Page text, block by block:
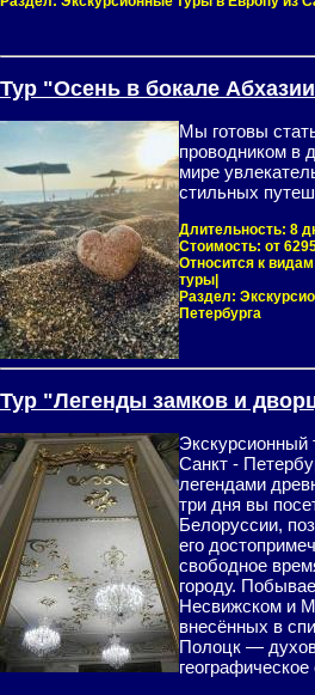
Тур "Осень в бокале
Мы готовы
проводником в
мире
стильных
Длительность: 8
Стоимость: от
Относится к
туры|
Раздел:
Петербурга
Тур "Легенды замков и
Экскурсионный
Санкт -
легендами
три дня вы
Белоруссии,
его
свободное
городу.
Несвижском и
внесённых в
Полоцк —